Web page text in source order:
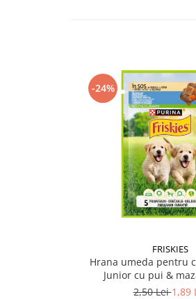
-24%
FRISKIES
Hrana umeda pentru
Junior cu pui &
2,50 Lei1,89